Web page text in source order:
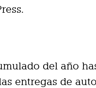
del año
entregas de